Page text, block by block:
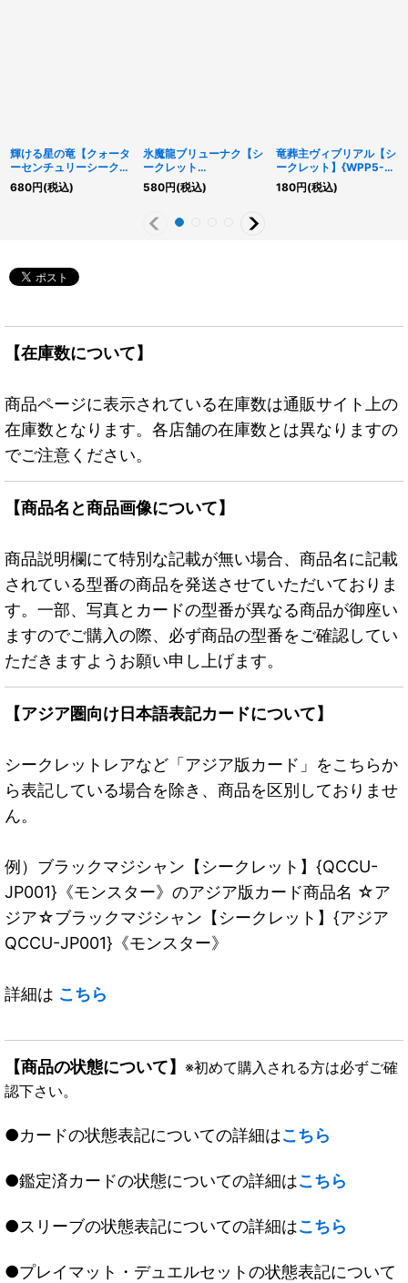
輝ける星の竜【クォータ
ーセンチュリーシークレ
ット】{QCDB-JP003}
《モンスター》
680円(税込)
氷魔龍ブリューナク【シ
ークレット
SPECIALREDVer.】
{25PP-JP024}《シン
580円(税込)
竜葬主ヴィブリアル【シ
ークレット】{WPP5-
JP042}《モンスター》
180円(税込)
【在庫数について】
商品ページに表示されている在庫数は通販サイト上の
在庫数となります。各店舗の在庫数とは異なりますの
でご注意ください。
【商品名と商品画像について】
商品説明欄にて特別な記載が無い場合、商品名に記載
されている型番の商品を発送させていただいておりま
す。一部、写真とカードの型番が異なる商品が御座い
ますのでご購入の際、必ず商品の型番をご確認してい
ただきますようお願い申し上げます。
【アジア圏向け日本語表記カードについて】
シークレットレアなど「アジア版カード」をこちらか
ら表記している場合を除き、商品を区別しておりませ
ん。
例）ブラックマジシャン【シークレット】{QCCU-
JP001}《モンスター》のアジア版カード商品名 ☆ア
ジア☆ブラックマジシャン【シークレット】{アジア
QCCU-JP001}《モンスター》
詳細は こちら
【商品の状態について】 ※初めて購入される方は必ずご確
認下さい。
●カードの状態表記についての詳細はこちら
●鑑定済カードの状態についての詳細はこちら
●スリーブの状態表記についての詳細はこちら
●プレイマット・デュエルセットの状態表記について